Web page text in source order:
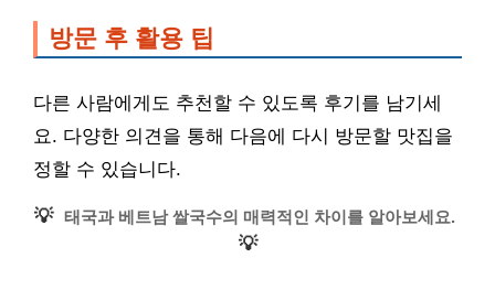
방문 후 활용 팁
다른 사람에게도 추천할 수 있도록 후기를 남기세
요. 다양한 의견을 통해 다음에 다시 방문할 맛집을
정할 수 있습니다.
💡 태국과 베트남 쌀국수의 매력적인 차이를 알아보세요.
💡